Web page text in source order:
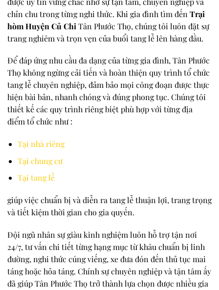
chỉn chu trong từng nghi thức. Khi gia đình tìm đến Trại
hòm Huyện Củ Chi Tân Phước Thọ, chúng tôi luôn đặt sự
trang nghiêm và trọn vẹn của buổi tang lễ lên hàng đầu.
Để đáp ứng nhu cầu đa dạng của từng gia đình, Tân Phước
Thọ không ngừng cải tiến và hoàn thiện quy trình tổ chức
tang lễ chuyên nghiệp, đảm bảo mọi công đoạn được thực
hiện bài bản, nhanh chóng và đúng phong tục. Chúng tôi
thiết kế các quy trình riêng biệt phù hợp với từng địa
điểm tổ chức như :
Tại nhà riêng
Tại chung cư
Tại tang lễ
giúp việc chuẩn bị và diễn ra tang lễ thuận lợi, trang trọng
và tiết kiệm thời gian cho gia quyến.
Đội ngũ nhân sự giàu kinh nghiệm luôn hỗ trợ tận nơi
24/7, tư vấn chi tiết từng hạng mục từ khâu chuẩn bị linh
đường, nghi thức cúng viếng, xe đưa đón đến thủ tục mai
táng hoặc hỏa táng. Chính sự chuyên nghiệp và tận tâm ấy
đã giúp Tân Phước Thọ trở thành lựa chọn được nhiều gia